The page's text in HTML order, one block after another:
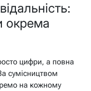
окрема
цифри, а повна
сумісництвом
на кожному